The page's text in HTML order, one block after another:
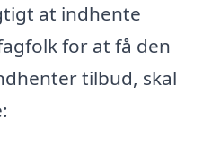
at indhente
for at få den
tilbud, skal